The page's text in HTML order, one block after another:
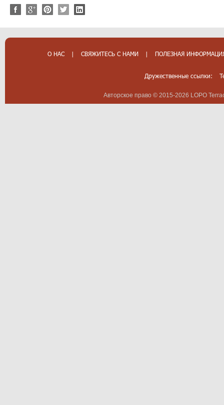
О НАС | СВЯЖИТЕСЬ С НАМИ | ПОЛЕЗНАЯ
Дружественные ссылки:
Авторское право © 2015-2026 LOPO